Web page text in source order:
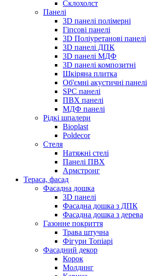
Склохолст
Панелі
3D панелі полімерні
Гіпсові панелі
3D Поліуретанові панелі
3D панелі ДПК
3D панелі МДФ
3D панелі композитні
Шкіряна плитка
Об'ємні акустичні панелі
SPC панелі
ПВХ панелі
МДФ панелі
Рідкі шпалери
Bioplast
Poldecor
Стеля
Натяжні стелі
Панелі ПВХ
Армстронг
Тераса, фасад
Фасадна дошка
3D панелі
Фасадна дошка з ДПК
Фасадна дошка з дерева
Газонне покриття
Трава штучна
Фігури Топіарі
Фасадний декор
Корок
Молдинг